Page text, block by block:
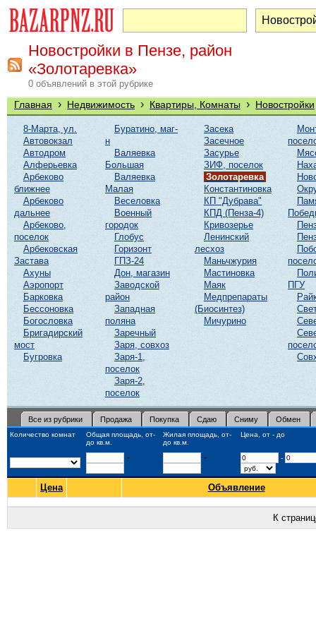
Новостройки в Пензе, район
«Золотаревка»
0 объявлений в этой рубрике
Главная › Недвижимость › Квартиры, Комнаты › Новостройки
8-Марта, ул.
Автовокзал
Автодром
Алферьевка
Арбеково
ближнее
Арбеково
дальнее
Арбеково,
поселок
Арбековская
Застава
Ахуны
Аэропорт
Барковка
Бессоновка
Богословка
Бригадирский
мост
Бугровка
Буратино, маг-
н
Валяевка
Большая
Валяевка
Малая
Веселовка
Военный
городок
Глобус
Горизонт
ГПЗ-24
Дон, магазин
Заводской
район
Западная
поляна
Заречный
Заря, совхоз
Заря-1,
поселок
Заря-2,
поселок
Засека
Засечное
Засурье
ЗИФ, поселок
Золотаревка
Константиновка
КП "Дубрава"
КПД (Пенза-4)
Кривозерье
Ленинский
лесхоз
Маньчжурия
Мастиновка
Маяк
Медпрепараты
(Биосинтез)
Мичурино
ПГУ
Все из рубрики Продажа Покупка Сдаю Сниму Обмен
Количество комнат
Общая площадь, от-
до кв.м.
Жилая площадь, от-
до кв.м.
Цена, от - до
- - -
Цена Объявление
К